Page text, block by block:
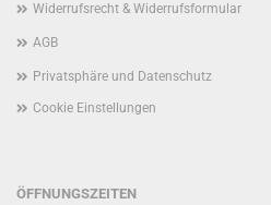
Widerrufsrecht & Widerrufsformular
AGB
Privatsphäre und Datenschutz
Cookie Einstellungen
ÖFFNUNGSZEITEN